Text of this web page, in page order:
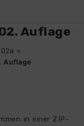
Auflage
02a »
Auflage
in einer ZIP-